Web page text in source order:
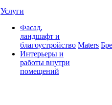
Услуги
Фасад,
ландшафт и
благоустройство
Интерьеры и
работы внутри
помещений
Maters